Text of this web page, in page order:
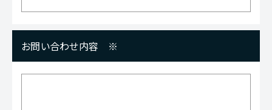
お問い合わせ内容 ※